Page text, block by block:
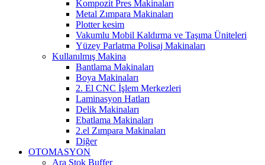
Kompozit Pres Makinaları
Metal Zımpara Makinaları
Plotter kesim
Vakumlu Mobil Kaldırma ve Taşıma Üniteleri
Yüzey Parlatma Polisaj Makinaları
Kullanılmış Makina
Bantlama Makinaları
Boya Makinaları
2. El CNC İşlem Merkezleri
Laminasyon Hatları
Delik Makinaları
Ebatlama Makinaları
2.el Zımpara Makinaları
Diğer
OTOMASYON
Ara Stok Buffer